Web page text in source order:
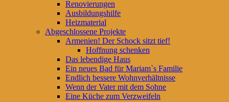
Renovierungen
Ausbildungshilfe
Heizmaterial
Abgeschlossene Projekte
Armenien! Der Schock sitzt tief!
Hoffnung schenken
Das lebendige Haus
Ein neues Bad für Mariam`s Familie
Endlich bessere Wohnverhältnisse
Wenn der Vater mit dem Sohne
Eine Küche zum Verzweifeln